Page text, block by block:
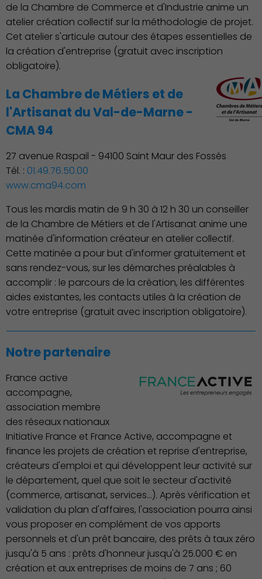
Famille
de la Chambre de Commerce et d'Industrie anime un
atelier création collectif sur la méthodologie de projet.
Cet atelier s'articule autour des étapes essentielles de
la création d'entreprise (gratuit avec inscription
obligatoire).
La Chambre de Métiers et de
l'Artisanat du Val-de-Marne -
CMA 94
27 avenue Raspail - 94100 Saint Maur des Fossés
Tél. : 01.49.76.50.00
www.cma94.com
Tous les mardis matin de 9 h 30 à 12 h 30 un conseiller
de la Chambre de Métiers et de l'Artisanat anime une
matinée d'information créateur en atelier collectif.
Cette matinée a pour but d'informer gratuitement et
sans rendez-vous, sur les démarches préalables à
accomplir : le parcours de la création, les différentes
aides existantes, les contacts utiles à la création de
votre entreprise (gratuit avec inscription obligatoire).
Notre partenaire
France active
accompagne,
association membre
des réseaux nationaux
Initiative France et France Active, accompagne et
finance les projets de création et reprise d'entreprise,
créateurs d'emploi et qui développent leur activité sur
le département, quel que soit le secteur d'activité
(commerce, artisanat, services…). Après vérification et
validation du plan d'affaires, l'association pourra ainsi
vous proposer en complément de vos apports
personnels et d'un prêt bancaire, des prêts à taux zéro
jusqu'à 5 ans : prêts d'honneur jusqu'à 25.000 € en
création et aux entreprises de moins de 7 ans ; 60